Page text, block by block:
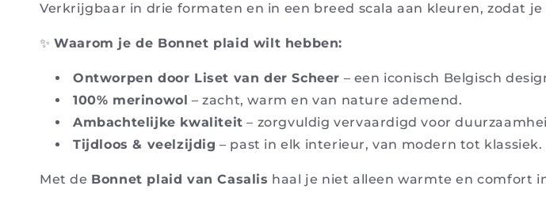
Verkrijgbaar in drie formaten en in een breed scala aan kleuren, zodat
✨Waarom je de Bonnet plaid wilt hebben:
Ontworpen door Liset van der Scheer – een iconisch Belgisch
100% merinowol – zacht, warm en van nature ademend.
Ambachtelijke kwaliteit – zorgvuldig vervaardigd voor
Tijdloos & veelzijdig – past in elk interieur, van modern tot klassiek.
Met de Bonnet plaid van Casalis haal je niet alleen warmte en comfort